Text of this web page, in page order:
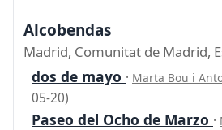
Alcobendas
Madrid, Comunitat de Madrid,
dos de mayo · Marta Bou i
05-20)
Paseo del Ocho de Marzo ·